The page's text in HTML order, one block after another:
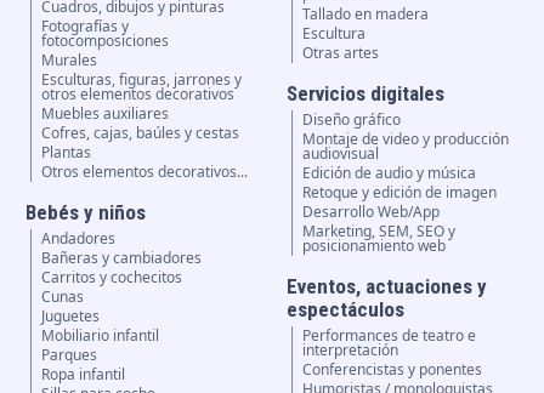
Cuadros, dibujos y pinturas
Fotografías y
fotocomposiciones
Murales
Esculturas, figuras, jarrones y
otros elementos decorativos
Muebles auxiliares
Cofres, cajas, baúles y cestas
Plantas
Otros elementos decorativos...
Bebés y niños
Andadores
Bañeras y cambiadores
Carritos y cochecitos
Cunas
Juguetes
Mobiliario infantil
Parques
Ropa infantil
Tallado en madera
Escultura
Otras artes
Servicios digitales
Diseño gráfico
Montaje de video y producción
audiovisual
Edición de audio y música
Retoque y edición de imagen
Desarrollo Web/App
Marketing, SEM, SEO y
posicionamiento web
Eventos, actuaciones y
espectáculos
Performances de teatro e
interpretación
Conferencistas y ponentes